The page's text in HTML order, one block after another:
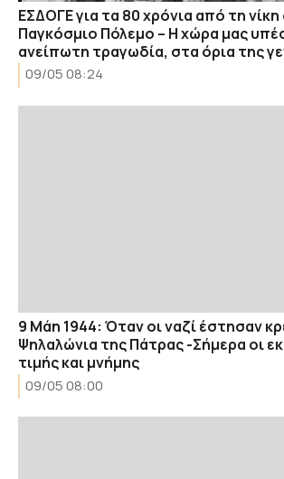
EΣΔΟΓΕ για τα 80 χρόνια από τη νίκη
Παγκόσμιο Πόλεμο – Η χώρα μας
ανείπωτη τραγωδία, στα όρια της
09/05 08:24
9 Μάη 1944: Όταν οι ναζί έστησαν
Ψηλαλώνια της Πάτρας -Σήμερα οι
τιμής και μνήμης
09/05 08:00